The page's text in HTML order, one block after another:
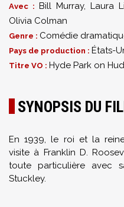
Avec : Bill Murray, Laura
Olivia Colman
Genre : Comédie
Pays de production : États-
Titre VO : Hyde Park on
SYNOPSIS DU
En 1939, le roi et la
visite à Franklin D.
toute particulière avec
Stuckley.